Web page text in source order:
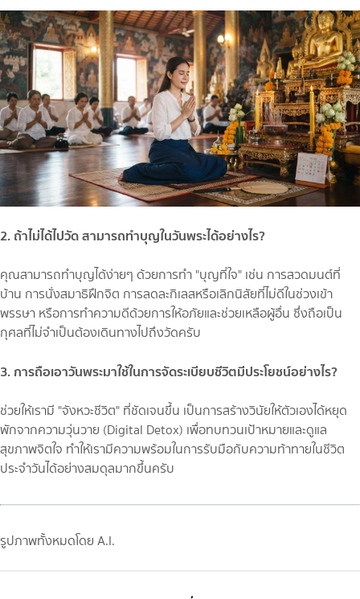
2. ถ้าไม่ได้ไปวัด สามารถทำบุญในวันพระได้อย่างไร?
คุณสามารถทำบุญได้ง่ายๆ ด้วยการทำ "บุญที่ใจ" เช่น การสวดมนต์ที่
บ้าน การนั่งสมาธิฝึกจิต การลดละกิเลสหรือเลิกนิสัยที่ไม่ดีในช่วงเข้า
พรรษา หรือการทำความดีด้วยการให้อภัยและช่วยเหลือผู้อื่น ซึ่งถือเป็น
กุศลที่ไม่จำเป็นต้องเดินทางไปถึงวัดครับ
3. การถือเอาวันพระมาใช้ในการจัดระเบียบชีวิตมีประโยชน์อย่างไร?
ช่วยให้เรามี "จังหวะชีวิต" ที่ชัดเจนขึ้น เป็นการสร้างวินัยให้ตัวเองได้หยุด
พักจากความวุ่นวาย (Digital Detox) เพื่อทบทวนเป้าหมายและดูแล
สุขภาพจิตใจ ทำให้เรามีความพร้อมในการรับมือกับความท้าทายในชีวิต
ประจำวันได้อย่างสมดุลมากขึ้นครับ
รูปภาพทั้งหมดโดย A.I.